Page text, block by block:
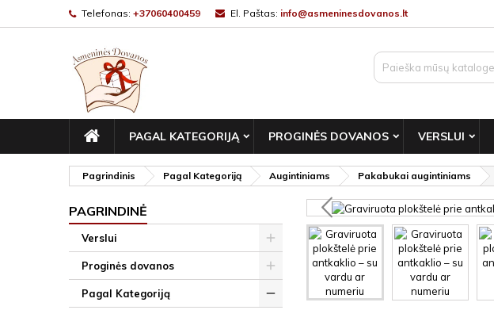
Telefonas: +37060400459 El. Paštas: info@asmeninesdovanos.lt
PAGRINDINIS
PAGAL KATEGORIJĄ PROGINĖS DOVANOS VERSLUI
Pagrindinis Pagal Kategoriją Augintiniams Pakabukai augintiniams
PAGRINDINĖ
Verslui
Proginės dovanos
Pagal Kategoriją